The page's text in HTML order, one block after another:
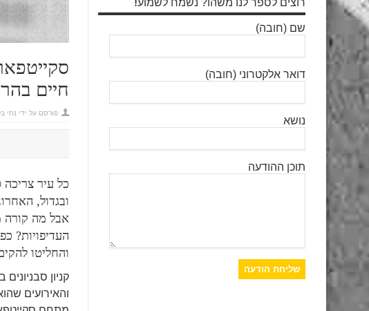
חיים
פורסם על ידי נתי
כל עיר
ובגדול,
אבל מה קורה
העדיפויות?
והחליטו
קניון
והאירועים
רוצים לספר לנו משהו? נשמח לשמוע!
שם (חובה)
דואר אלקטרוני (חובה)
נושא
תוכן ההודעה